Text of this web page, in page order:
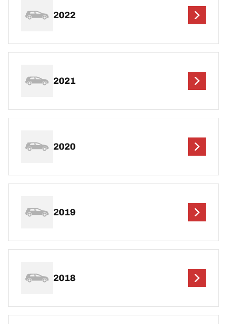
2022
2021
2020
2019
2018